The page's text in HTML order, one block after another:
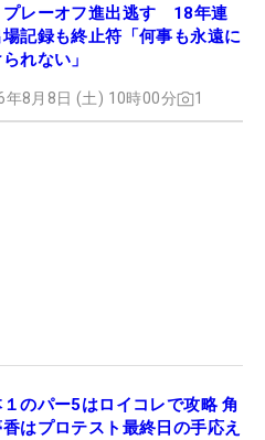
プレーオフ進出逃す 18年連
記録も終止符「何事も永遠に
れない」
年8月8日 (土) 10時00分 1
１のパー5はロイコレで攻略 角
香はプロテスト最終日の手応え